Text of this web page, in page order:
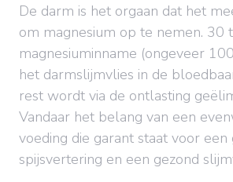
De darm is het orgaan dat het
om magnesium op te nemen. 30
magnesiuminname (ongeveer
het darmslijmvlies in de
rest wordt via de ontlasting
Vandaar het belang van een
voeding die garant staat voor een
spijsvertering en een gezond